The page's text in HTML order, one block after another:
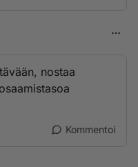
nostaa
Kommentoi